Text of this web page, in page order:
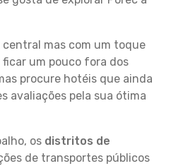
mas com um toque
um pouco fora dos
procure hotéis que ainda
avaliações pela sua ótima
os distritos de
de transportes públicos